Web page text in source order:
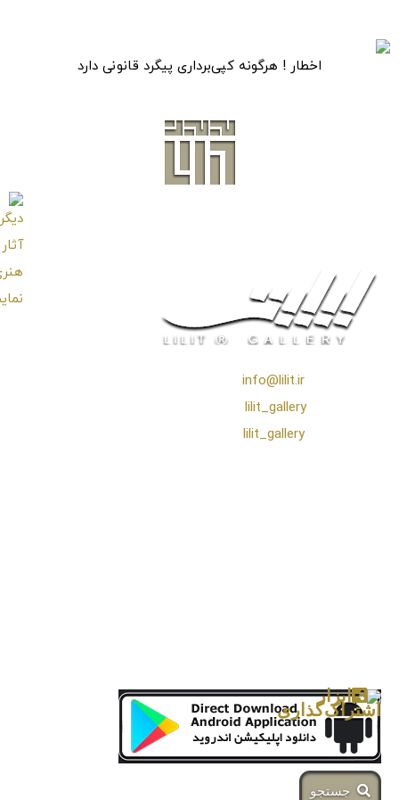
اخطار ! هرگونه کپی‌برداری پیگرد قانونی دارد
info@lilit.ir
lilit_gallery
lilit_gallery
جستجو